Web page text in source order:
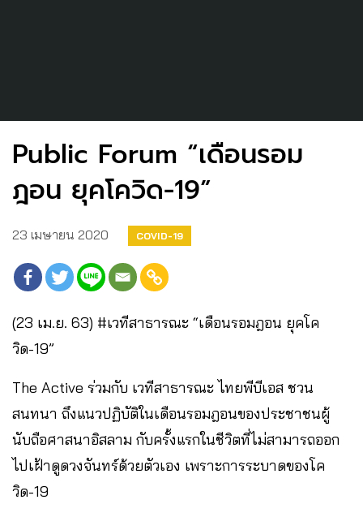
Public Forum “เดือนรอม
ฎอน ยุคโควิด-19”
23 เมษายน 2020 COVID-19
(23 เม.ย. 63) #เวทีสาธารณะ “เดือนรอมฎอน ยุคโค
วิด-19”
The Active ร่วมกับ เวทีสาธารณะ ไทยพีบีเอส ชวน
สนทนา ถึงแนวปฏิบัติในเดือนรอมฎอนของประชาชนผู้
นับถือศาสนาอิสลาม กับครั้งแรกในชีวิตที่ไม่สามารถออก
ไปเฝ้าดูดวงจันทร์ด้วยตัวเอง เพราะการระบาดของโค
วิด-19